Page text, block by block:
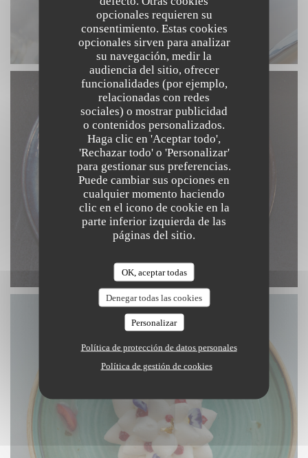
opcionales requieren su
consentimiento. Estas cookies
opcionales sirven para analizar
su navegación, medir la
audiencia del sitio, ofrecer
funcionalidades (por ejemplo,
relacionadas con redes
sociales) o mostrar publicidad
o contenidos personalizados.
Haga clic en 'Aceptar todo',
'Rechazar todo' o 'Personalizar'
para gestionar sus preferencias.
Puede cambiar sus opciones en
cualquier momento haciendo
clic en el icono de cookie en la
parte inferior izquierda de las
páginas del sitio.
OK, aceptar todas
Denegar todas las cookies
Personalizar
Política de protección de datos personales
Política de gestión de cookies